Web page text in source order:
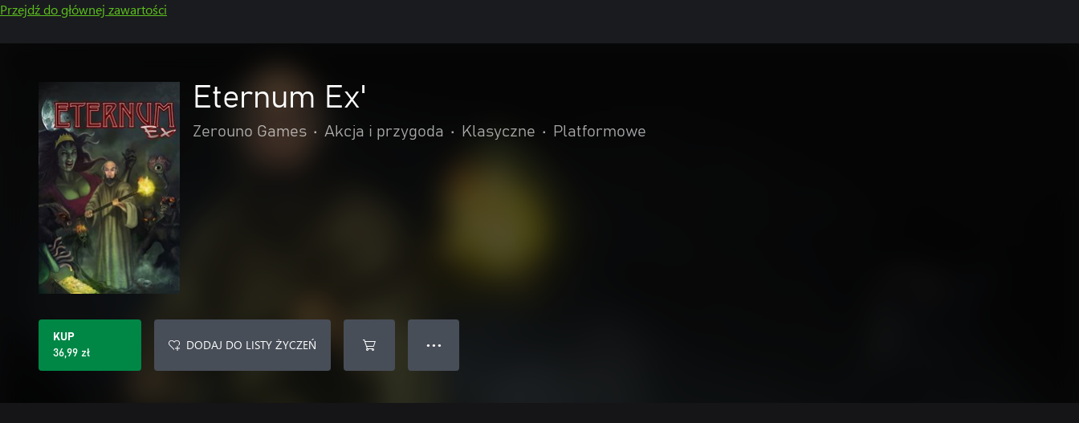
Przejdź do głównej zawartości
Eternum Ex'
Zerouno Games • Akcja i przygoda • Klasyczne • Platformowe
KUP
36,99 zł
DODAJ DO LISTY ŻYCZEŃ ● ● ●